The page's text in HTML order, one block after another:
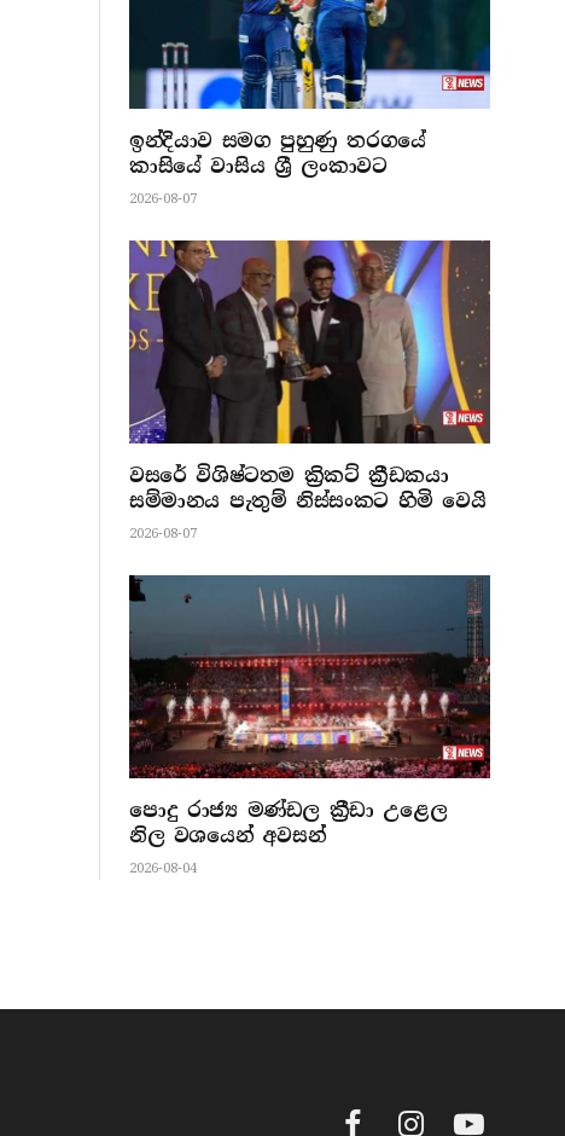
ඉන්දියාව සමග පුහුණු තරගයේ
කාසියේ වාසිය ශ්‍රී ලංකාවට
2026-08-07
වසරේ විශිෂ්ටතම ක්‍රිකට් ක්‍රීඩකයා
සම්මානය පැතුම් නිස්සංකට හිමි වෙයි
2026-08-07
පොදු රාජ්‍ය මණ්ඩල ක්‍රීඩා උළෙල
නිල වශයෙන් අවසන්
2026-08-04